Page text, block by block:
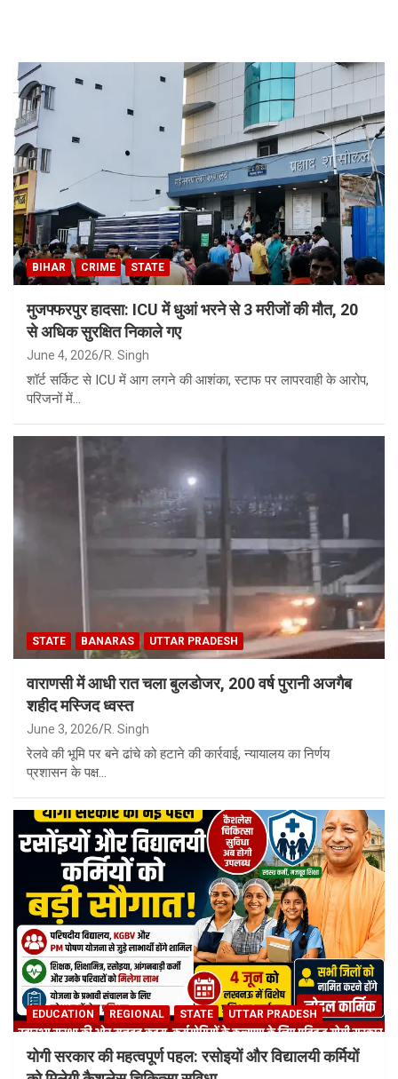
BIHAR CRIME STATE
मुजफ्फरपुर हादसा: ICU में धुआं भरने से 3 मरीजों की मौत, 20
से अधिक सुरक्षित निकाले गए
June 4, 2026 R. Singh
शॉर्ट सर्किट से ICU में आग लगने की आशंका, स्टाफ पर लापरवाही के आरोप,
परिजनों में…
STATE BANARAS UTTAR PRADESH
वाराणसी में आधी रात चला बुलडोजर, 200 वर्ष पुरानी अजगैब
शहीद मस्जिद ध्वस्त
June 3, 2026 R. Singh
रेलवे की भूमि पर बने ढांचे को हटाने की कार्रवाई, न्यायालय का निर्णय
प्रशासन के पक्ष…
EDUCATION REGIONAL STATE UTTAR PRADESH
योगी सरकार की महत्वपूर्ण पहल: रसोइयों और विद्यालयी कर्मियों